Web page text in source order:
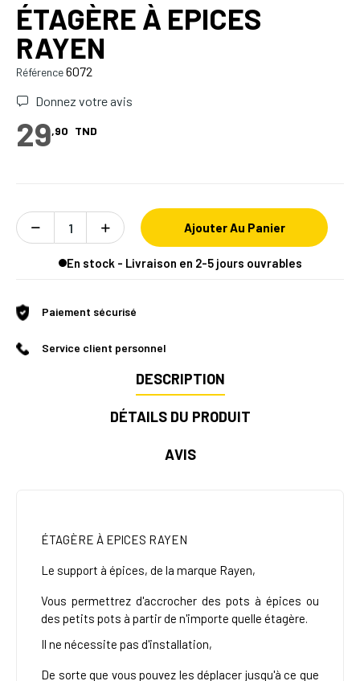
ÉTAGÈRE À EPICES
RAYEN
Référence6072
Donnez votre avis
29,90 TND
Ajouter Au Panier
En stock - Livraison en 2-5 jours ouvrables
Paiement sécurisé
Service client personnel
DESCRIPTION
DÉTAILS DU PRODUIT
AVIS
ÉTAGÈRE À EPICES RAYEN
Le support à épices, de la marque Rayen,
Vous permettrez d'accrocher des pots à épices ou
des petits pots à partir de n'importe quelle étagère.
Il ne nécessite pas d'installation,
De sorte que vous pouvez les déplacer jusqu'à ce que